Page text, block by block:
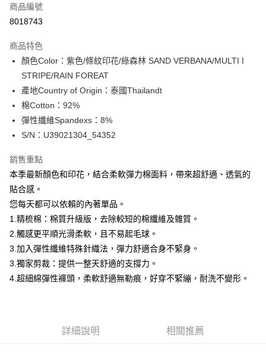
信用卡分期付款
合作金庫商業銀行
華南商業銀行
彰化商業銀行
上海商業儲蓄銀行
國泰世華商業銀行
兆豐國際商業銀行
臺灣中小企業銀行
匯豐（台灣）商業銀行
聯邦商業銀行
元大商業銀行
台新國際商業銀行
台灣樂天信用卡公司
超商取貨付款
LINE Pay
Apple Pay
街口支付
全盈+PAY
AFTEE先享後付
相關說明
【關於「AFTEE先享後付」】
便利好安心！
１．簡單：不需註冊會員、不需綁卡、不需儲值。
２．便利：只要手機號碼，簡訊認證，即可結帳。
３．安心：先確認商品／服務後，再付款。
３．收到繳費通知簡訊後14天內，點擊此簡訊中的連結，可透過四大超商／
ATM付款
運送方式
全家取貨付款
每筆NT$80，滿NT$1,200(含以上)免運費
商品編號
8018743
商品特色
顏色Color：紫色/條紋印花/綠森林 SAND VERBANA/MULTI I
STRIPE/RAIN FOREAT
產地Country of Origin：泰國Thailandt
棉Cotton：92%
彈性纖維Spandexs：8%
S/N：U39021304_54352
銷售重點
本季最新顏色和印花，結合柔軟彈力棉面料，帶來超舒適、透氣的
貼合感。
您每天都可以依賴的內著單品。
1.精梳棉：棉質升級版，去除較短的棉纖維及雜質。
2.觸感更平順光滑柔軟，且不易起毛球。
3.加入彈性纖維特殊針織法，彈力舒適合身不緊身。
3.獨家剪裁：提供一整天舒適的支撐力。
4.超細綿彈性褲頭，柔軟舒適無勒痕，好穿不緊繃，耐洗不變形。
詳細說明 相關推薦